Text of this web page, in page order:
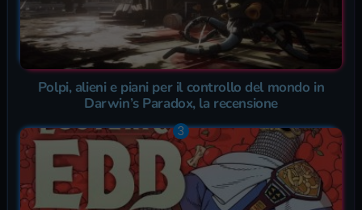
Polpi, alieni e piani per il controllo del mondo in
Darwin’s Paradox, la recensione